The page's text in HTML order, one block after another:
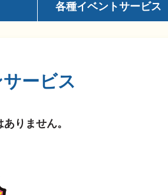
各種イベントサービス
キャッシュレス投票サービス
ービス
りません。